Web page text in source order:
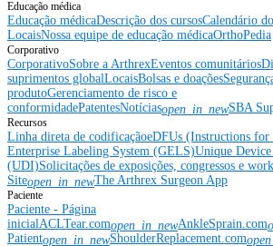
Educação médica
Educação médicaDescrição dos cursosCalendário
LocaisNossa equipe de educação médicaOrthoPedia
Corporativo
CorporativoSobre a ArthrexEventos comunitários
suprimentos globalLocaisBolsas e doações
produtoGerenciamento de risco e
conformidadePatentesNotíciasopen_in_newSBA
Recursos
Linha direta de codificaçãoeDFUs (Instructions for
Enterprise Labeling System (GELS)Unique
(UDI)Solicitações de exposições, congressos e
Siteopen_in_newThe Arthrex Surgeon App
Paciente
Paciente - Página
inicialACLTear.comopen_in_newAnkleSprain.com
Patientopen_in_newShoulderReplacement.com